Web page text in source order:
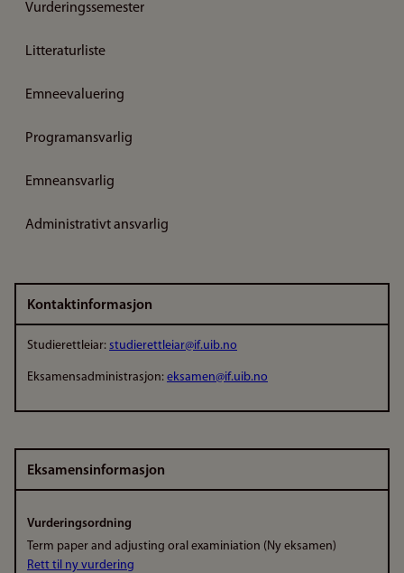
Vurderingssemester
Litteraturliste
Emneevaluering
Programansvarlig
Emneansvarlig
Administrativt ansvarlig
Kontaktinformasjon
Studierettleiar: studierettleiar@if.uib.no
Eksamensadministrasjon: eksamen@if.uib.no
Eksamensinformasjon
Vurderingsordning
Term paper and adjusting oral examiniation (Ny eksamen)
Rett til ny vurdering